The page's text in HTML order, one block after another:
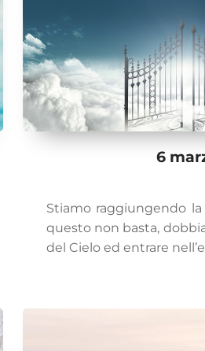
6
Stiamo raggiungendo
questo non basta,
del Cielo ed entrare